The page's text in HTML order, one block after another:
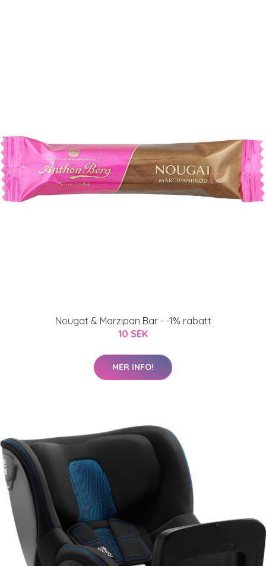
Nougat & Marzipan Bar - -1% rabatt
10 SEK
MER INFO!